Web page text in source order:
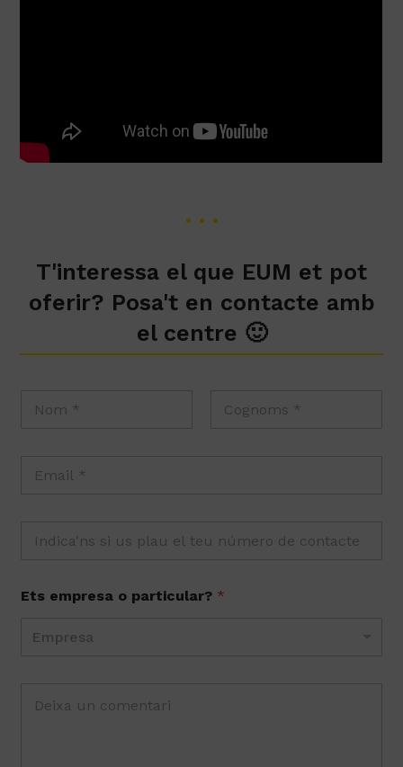
T'interessa el que EUM et pot
oferir? Posa't en contacte amb
el centre 🙂
Ets empresa o particular? *
Empresa